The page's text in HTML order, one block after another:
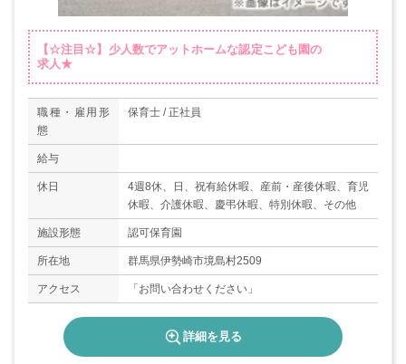
【☆注目☆】少人数でアットホームな認定こども園の
求人★
職種・雇用形
態
保育士 / 正社員
給与
休日
4週8休、日、祝有給休暇、産前・産後休暇、育児
休暇、介護休暇、慶弔休暇、特別休暇、その他
施設形態 認可保育園
所在地 群馬県伊勢崎市境島村2509
アクセス 「お問い合わせください」
詳細を見る